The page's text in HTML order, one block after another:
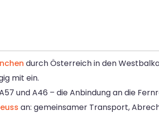
durch Österreich in den
mit ein.
und A46 – die Anbindung an die
an: gemeinsamer Transport,